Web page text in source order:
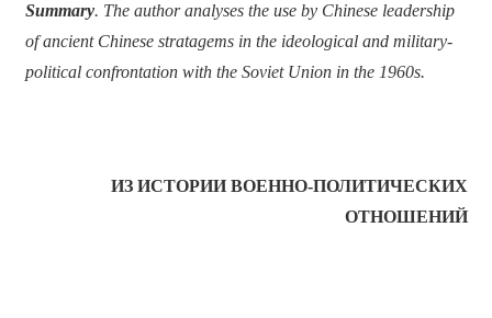
Summary. The author analyses the use by Chinese leadership
of ancient Chinese stratagems in the ideological and military-
political confrontation with the Soviet Union in the 1960s.
ИЗ ИСТОРИИ ВОЕННО-ПОЛИТИЧЕСКИХ
ОТНОШЕНИЙ